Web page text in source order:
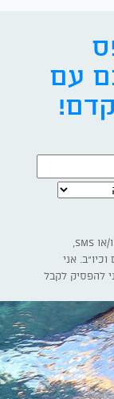
עם
אני
להפסיק לקבל